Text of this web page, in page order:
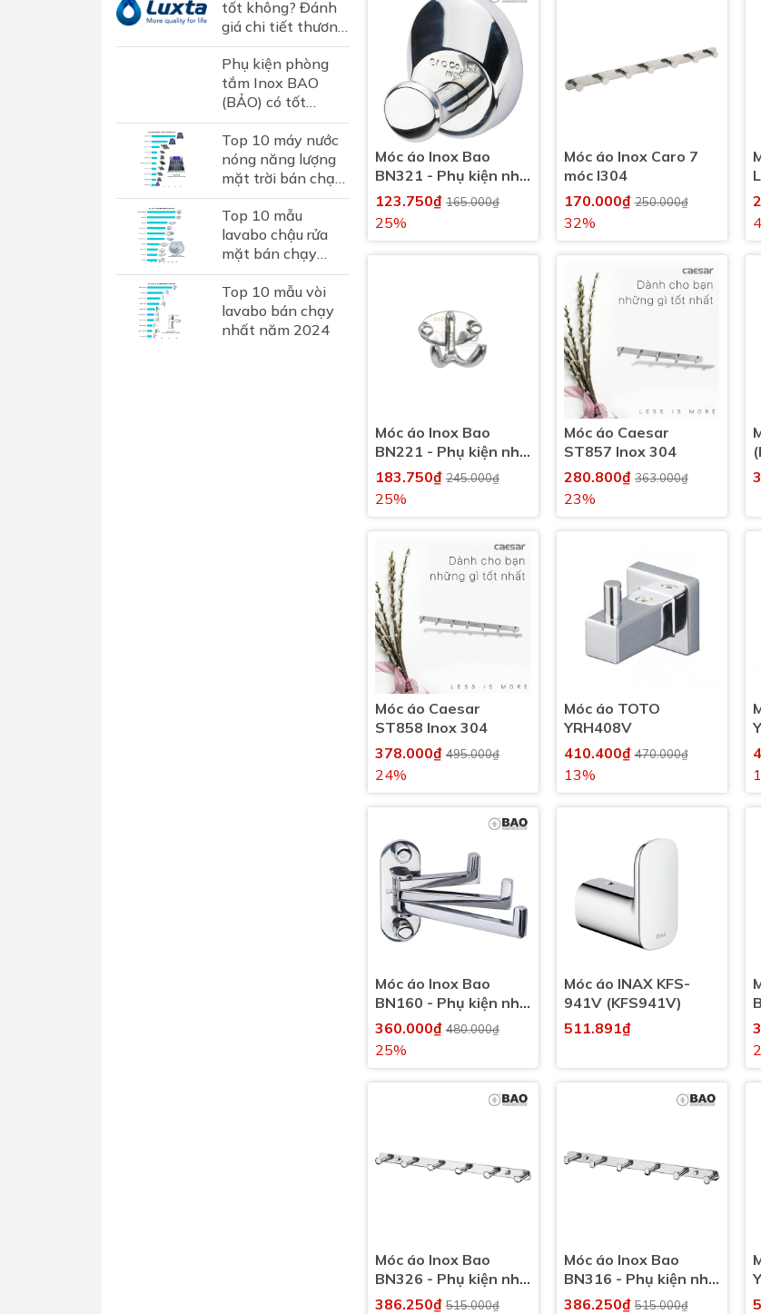
Móc áo Inox Bao
BN321 - Phụ kiện nhà
vệ sinh, nhà tắm
123.750₫ 165.000₫
25%
Móc áo Inox Caro 7
móc I304
170.000₫250.000₫
32%
Móc áo Inox Bao
BN221 - Phụ kiện nhà
vệ sinh, nhà tắm
183.750₫ 245.000₫
25%
Móc áo Caesar
ST857 Inox 304
280.800₫363.000₫
23%
Móc áo Caesar
ST858 Inox 304
378.000₫ 495.000₫
24%
Móc áo TOTO
YRH408V
410.400₫470.000₫
13%
Móc áo Inox Bao
BN160 - Phụ kiện nhà
vệ sinh, nhà tắm
360.000₫ 480.000₫
25%
Móc áo INAX KFS-
941V (KFS941V)
511.891₫
Móc áo Inox Bao
BN326 - Phụ kiện nhà
vệ sinh, nhà tắm
386.250₫ 515.000₫
Móc áo Inox Bao
BN316 - Phụ kiện nhà
vệ sinh, nhà tắm
386.250₫515.000₫
tốt không? Đánh
giá chi tiết thương
hiệu sen vòi Luxta
tại Việt Nam
Phụ kiện phòng
tắm Inox BAO
(BẢO) có tốt
không? Đánh giá
chi tiết thương
hiệu phụ kiện inox
hơn...
Top 10 máy nước
nóng năng lượng
mặt trời bán chạy
nhất 2024
Top 10 mẫu
lavabo chậu rửa
mặt bán chạy
nhất năm 2024
Top 10 mẫu vòi
lavabo bán chạy
nhất năm 2024